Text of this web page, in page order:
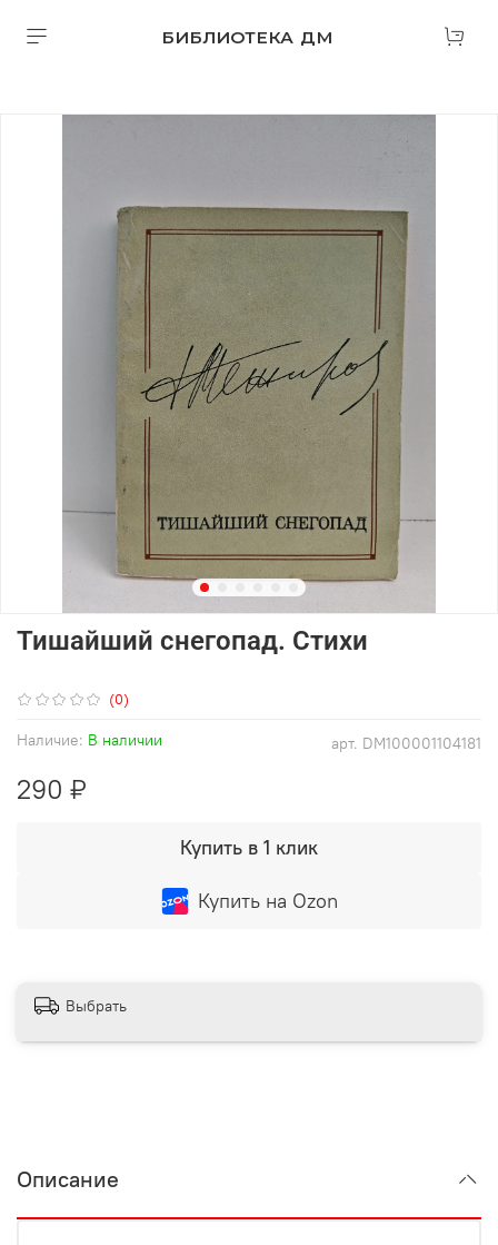
БИБЛИОТЕКА ДМ
(0)
арт. DM100001104181
Наличие: В наличии
Тишайший снегопад. Стихи
290 ₽
Купить в 1 клик
Купить на Ozon
Выбрать
Описание